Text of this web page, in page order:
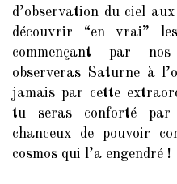
d’observation du ciel
découvrir “en vrai”
commençant par
observeras Saturne à
jamais par cette
tu seras conforté par
chanceux de pouvoir
cosmos qui l’a engendré !